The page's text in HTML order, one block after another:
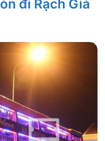
đi Rạch Giá